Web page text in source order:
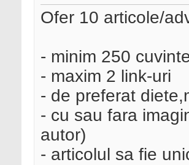
Ofer 10 articole/
- minim 250
- maxim 2 link-uri
- de preferat
- cu sau fara
autor)
- articolul sa fie